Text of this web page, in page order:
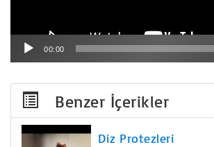
00:00
Benzer İçerikler
Diz Protezleri